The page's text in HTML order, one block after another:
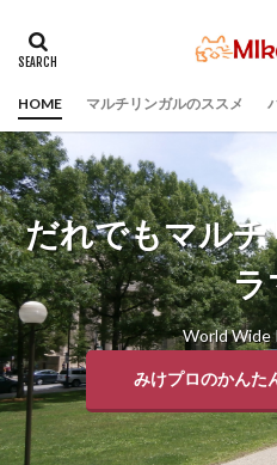
HOME マルチリンガルのススメ
だれでもマル
ラ
World Wide
みけプロのかんた
タグ
ウィルス対策
セキュリティ対策ソフト
IDE
インストール
PCセットアップ
初心者
プログラミング言語
ブラ